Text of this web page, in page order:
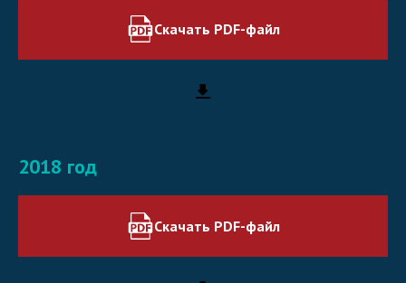
Скачать PDF-файл
2018 год
Скачать PDF-файл